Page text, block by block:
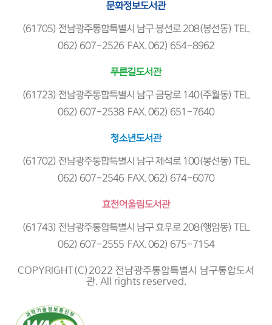
문화정보도서관
(61705) 전남광주통합특별시 남구 봉선로 208(봉선동) TEL.
062) 607-2526 FAX. 062) 654-8962
푸른길도서관
(61723) 전남광주통합특별시 남구 금당로 140(주월동) TEL.
062) 607-2538 FAX. 062) 651-7640
청소년도서관
(61702) 전남광주통합특별시 남구 제석로 100(봉선동) TEL.
062) 607-2546 FAX. 062) 674-6070
효천어울림도서관
(61743) 전남광주통합특별시 남구 효우로 208(행암동) TEL.
062) 607-2555 FAX. 062) 675-7154
COPYRIGHT(C)2022 전남광주통합특별시 남구통합도서
관. All rights reserved.